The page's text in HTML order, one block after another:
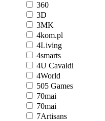
360
3D
3MK
4kom.pl
4Living
4smarts
4U Cavaldi
4World
505 Games
70mai
70mai
7Artisans